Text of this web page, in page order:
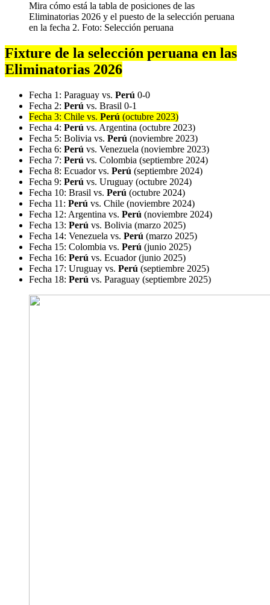
Mira cómo está la tabla de posiciones de las
Eliminatorias 2026 y el puesto de la selección peruana
en la fecha 2. Foto: Selección peruana
Fixture de la selección peruana en las
Eliminatorias 2026
Fecha 1: Paraguay vs. Perú 0-0
Fecha 2: Perú vs. Brasil 0-1
Fecha 3: Chile vs. Perú (octubre 2023)
Fecha 4: Perú vs. Argentina (octubre 2023)
Fecha 5: Bolivia vs. Perú (noviembre 2023)
Fecha 6: Perú vs. Venezuela (noviembre 2023)
Fecha 7: Perú vs. Colombia (septiembre 2024)
Fecha 8: Ecuador vs. Perú (septiembre 2024)
Fecha 9: Perú vs. Uruguay (octubre 2024)
Fecha 10: Brasil vs. Perú (octubre 2024)
Fecha 11: Perú vs. Chile (noviembre 2024)
Fecha 12: Argentina vs. Perú (noviembre 2024)
Fecha 13: Perú vs. Bolivia (marzo 2025)
Fecha 14: Venezuela vs. Perú (marzo 2025)
Fecha 15: Colombia vs. Perú (junio 2025)
Fecha 16: Perú vs. Ecuador (junio 2025)
Fecha 17: Uruguay vs. Perú (septiembre 2025)
Fecha 18: Perú vs. Paraguay (septiembre 2025)